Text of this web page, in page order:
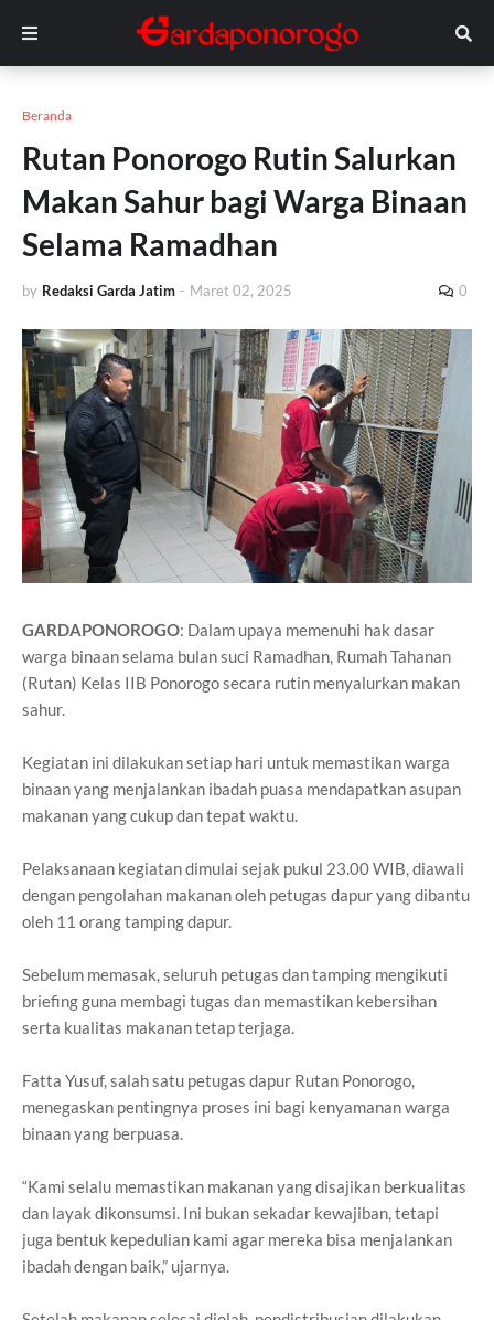
Beranda
Rutan Ponorogo Rutin Salurkan
Makan Sahur bagi Warga Binaan
Selama Ramadhan
by Redaksi Garda Jatim - Maret 02, 2025 0
GARDAPONOROGO: Dalam upaya memenuhi hak dasar
warga binaan selama bulan suci Ramadhan, Rumah Tahanan
(Rutan) Kelas IIB Ponorogo secara rutin menyalurkan makan
sahur.
Kegiatan ini dilakukan setiap hari untuk memastikan warga
binaan yang menjalankan ibadah puasa mendapatkan asupan
makanan yang cukup dan tepat waktu.
Pelaksanaan kegiatan dimulai sejak pukul 23.00 WIB, diawali
dengan pengolahan makanan oleh petugas dapur yang dibantu
oleh 11 orang tamping dapur.
Sebelum memasak, seluruh petugas dan tamping mengikuti
briefing guna membagi tugas dan memastikan kebersihan
serta kualitas makanan tetap terjaga.
Fatta Yusuf, salah satu petugas dapur Rutan Ponorogo,
menegaskan pentingnya proses ini bagi kenyamanan warga
binaan yang berpuasa.
“Kami selalu memastikan makanan yang disajikan berkualitas
dan layak dikonsumsi. Ini bukan sekadar kewajiban, tetapi
juga bentuk kepedulian kami agar mereka bisa menjalankan
ibadah dengan baik,” ujarnya.